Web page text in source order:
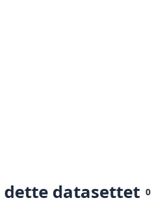
datasettet 0